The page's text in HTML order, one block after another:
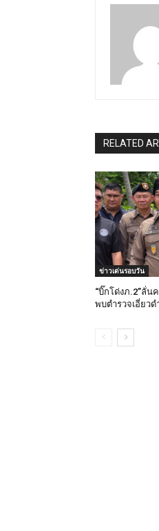
RELATED
ข่าวเด่นรอบวัน
“บิ๊กโด่งภ.2”ลั่น
พบตำรวจเอี่ยวด